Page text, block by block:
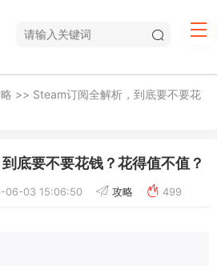
>> Steam订阅全解析，到底要不要花
底要不要花钱？花得值不值？
06-03 15:06:50 攻略 499